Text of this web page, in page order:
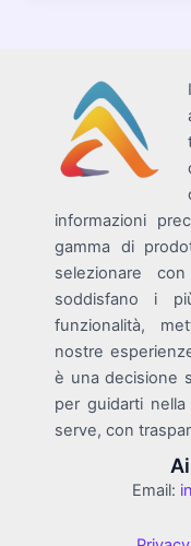
informazioni
gamma di
selezionare
soddisfano i
funzionalità,
nostre
è una decisione
per guidarti
serve, con
Email: